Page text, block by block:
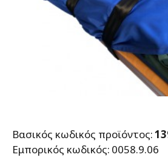
Βασικός κωδικός προϊόντος:
Εμπορικός κωδικός: 0058.9.06